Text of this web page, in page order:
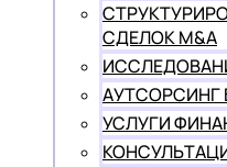
СДЕЛОК M&A
АУТСОРСИНГ
УСЛУГИ